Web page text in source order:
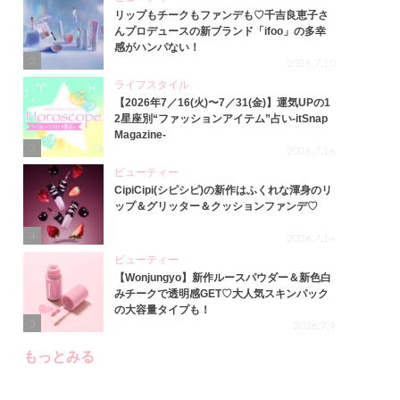
リップもチークもファンデも♡千吉良恵子さ
んプロデュースの新ブランド「ifoo」の多幸
感がハンパない！
2026.7.10
3
ライフスタイル
【2026年7／16(火)〜7／31(金)】運気UPの1
2星座別“ファッションアイテム”占い-itSnap
Magazine-
2026.7.16
4
ビューティー
CipiCipi(シピシピ)の新作はふくれな渾身のリ
ップ＆グリッター＆クッションファンデ♡
2026.7.14
ビューティー
【Wonjungyo】新作ルースパウダー＆新色白
みチークで透明感GET♡大人気スキンパック
の大容量タイプも！
2026.7.9
もっとみる